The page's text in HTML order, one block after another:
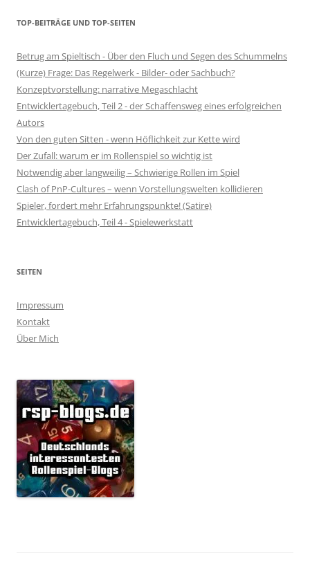
TOP-BEITRÄGE UND TOP-SEITEN
Betrug am Spieltisch - Über den Fluch und Segen des Schummelns
(Kurze) Frage: Das Regelwerk - Bilder- oder Sachbuch?
Konzeptvorstellung: narrative Megaschlacht
Entwicklertagebuch, Teil 2 - der Schaffensweg eines erfolgreichen
Autors
Von den guten Sitten - wenn Höflichkeit zur Kette wird
Der Zufall: warum er im Rollenspiel so wichtig ist
Notwendig aber langweilig – Schwierige Rollen im Spiel
Clash of PnP-Cultures – wenn Vorstellungswelten kollidieren
Spieler, fordert mehr Erfahrungspunkte! (Satire)
Entwicklertagebuch, Teil 4 - Spielewerkstatt
SEITEN
Impressum
Kontakt
Über Mich